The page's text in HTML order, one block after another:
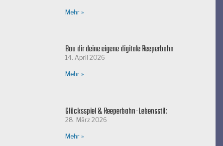
Mehr »
Bau dir deine eigene digitale Reeperbahn
14. April 2026
Mehr »
Glücksspiel & Reeperbahn-Lebensstil:
28. März 2026
Mehr »